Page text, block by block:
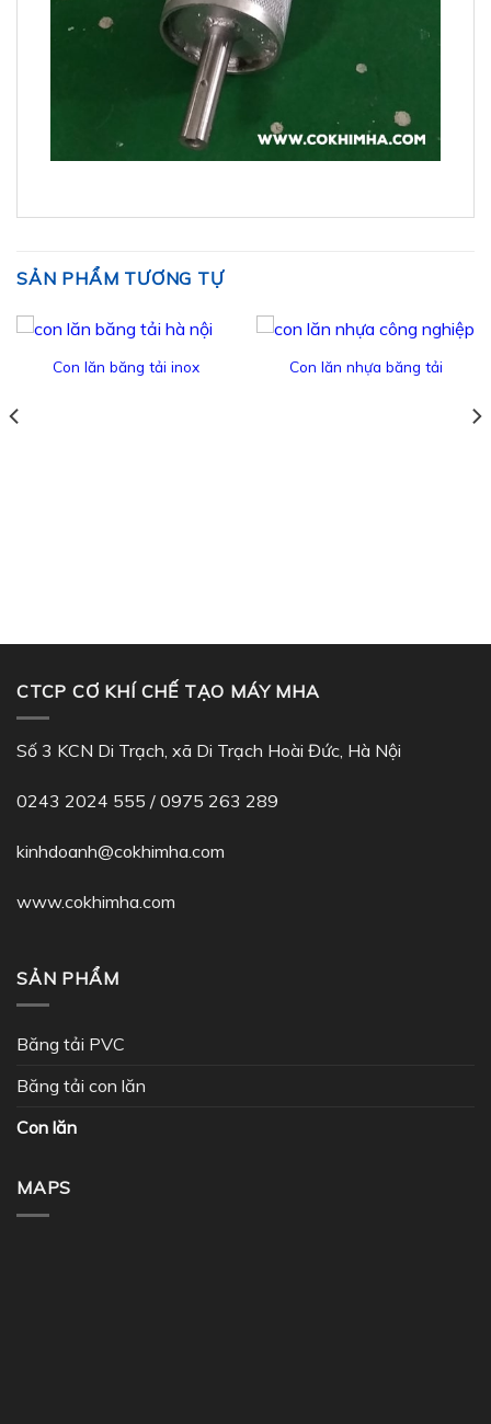
SẢN PHẨM TƯƠNG TỰ
Con lăn băng tải inox Con lăn nhựa băng tải
CTCP CƠ KHÍ CHẾ TẠO MÁY MHA
Số 3 KCN Di Trạch, xã Di Trạch Hoài Đức, Hà Nội
0243 2024 555 / 0975 263 289
kinhdoanh@cokhimha.com
www.cokhimha.com
SẢN PHẨM
Băng tải PVC
Băng tải con lăn
Con lăn
MAPS